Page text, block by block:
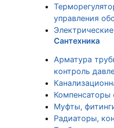
управления
Сантехника
Арматура
контроль
Компенсаторы
Муфты,
Радиаторы,